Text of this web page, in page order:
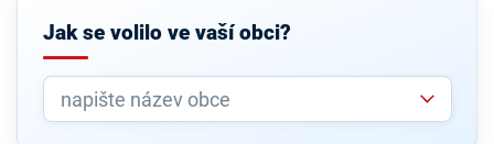
Jak se volilo ve vaší obci?